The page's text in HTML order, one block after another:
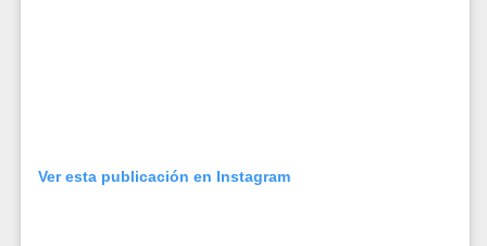
Ver esta publicación en Instagram